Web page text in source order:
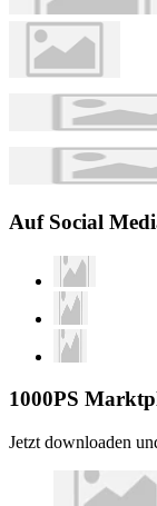
Auf Social
1000PS
Jetzt downloaden